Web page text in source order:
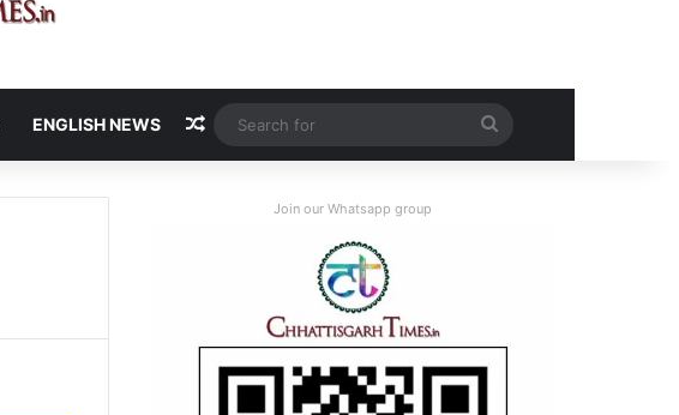
ENGLISH NEWS Random Article
for
Join our Whatsapp group